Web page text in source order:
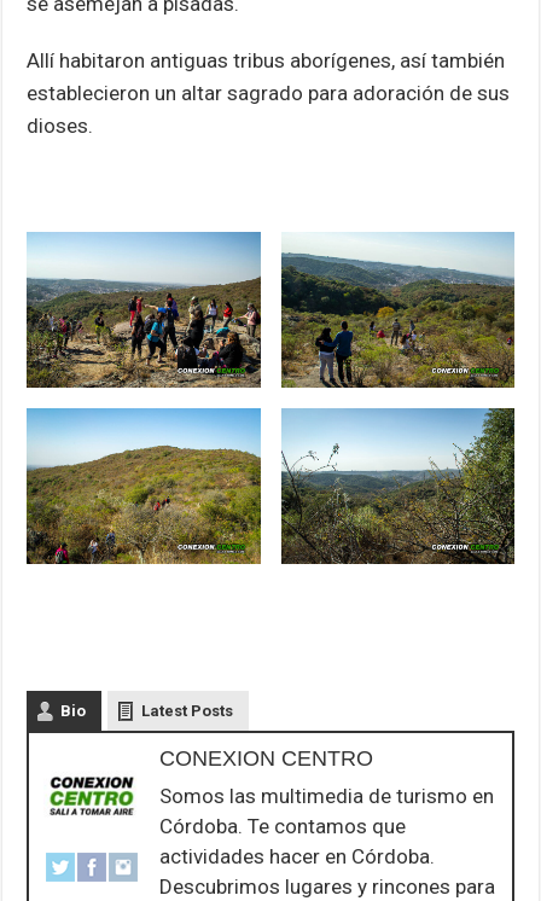
Allí habitaron antiguas tribus aborígenes, así también
establecieron un altar sagrado para adoración de sus
dioses.
Bio Latest Posts
CONEXION CENTRO
Somos las multimedia de turismo en
Córdoba. Te contamos que
actividades hacer en Córdoba.
Descubrimos lugares y rincones para